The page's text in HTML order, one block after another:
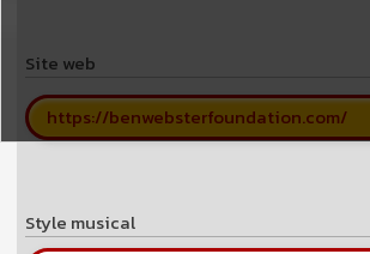
Site web
https://benwebsterfoundation.com/
Style musical